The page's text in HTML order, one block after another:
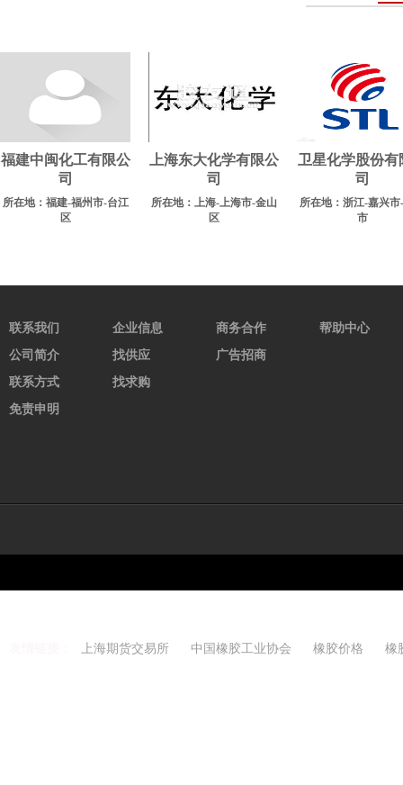
福建中闽化工有限公
司
所在地：福建-福州市-台江
区
上海东大化学有限公
司
所在地：上海-上海市-金山
区
卫星化学股份有
司
所在地：浙江-嘉兴市
市
联系我们
公司简介
联系方式
免责申明
企业信息
找供应
找求购
商务合作
广告招商
帮助中心
上海期货交易所 中国橡胶工业协会 橡胶价格 橡